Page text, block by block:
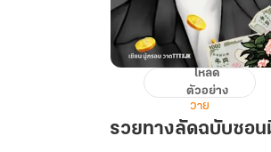
ลัด
โหลด
ตัวอย่าง
วาย
รวยทางลัดฉบับซอน